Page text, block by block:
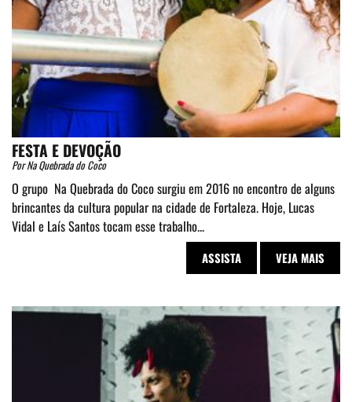
FESTA E DEVOÇÃO
Por Na Quebrada do Coco
O grupo Na Quebrada do Coco surgiu em 2016 no encontro de alguns
brincantes da cultura popular na cidade de Fortaleza. Hoje, Lucas
Vidal e Laís Santos tocam esse trabalho...
ASSISTA VEJA MAIS